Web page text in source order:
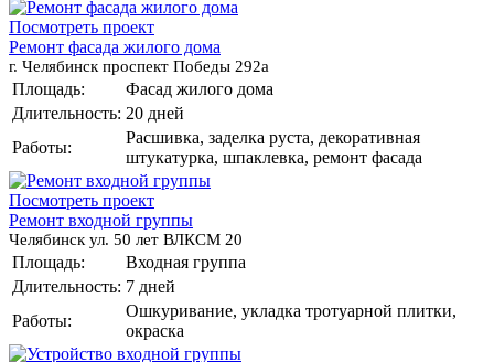
Посмотреть проект
Ремонт фасада жилого дома
г. Челябинск проспект Победы 292а
Площадь:
Фасад жилого дома
Длительность: 20 дней
Работы:
Расшивка, заделка руста, декоративная
штукатурка, шпаклевка, ремонт фасада
Посмотреть проект
Ремонт входной группы
Челябинск ул. 50 лет ВЛКСМ 20
Площадь:
Входная группа
Длительность: 7 дней
Работы:
Ошкуривание, укладка тротуарной плитки,
окраска